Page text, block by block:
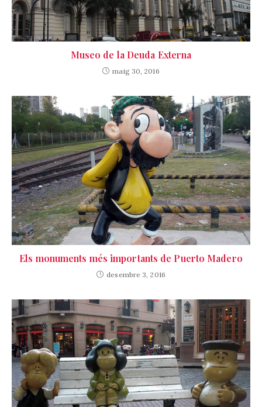
Museo de la Deuda Externa
maig 30, 2016
Els monuments més importants de Puerto Madero
desembre 3, 2016